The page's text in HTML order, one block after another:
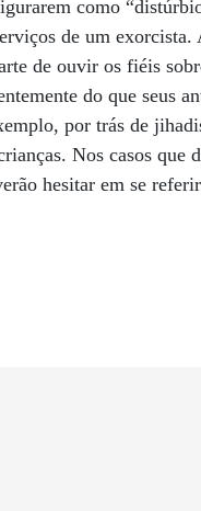
como
de um
de ouvir os fiéis
do que seus
por trás de
Nos casos
hesitar em se